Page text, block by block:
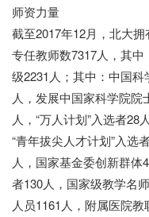
师资力量
截至2017年12月，北大
专任教师数7317人，其
级2231人；其中：中国
人，发展中国家科学院院
人，“万人计划”入选者28人
“青年拔尖人才计划”入选
人，国家基金委创新群
者130人，国家级教学名
人员1161人，附属医院教